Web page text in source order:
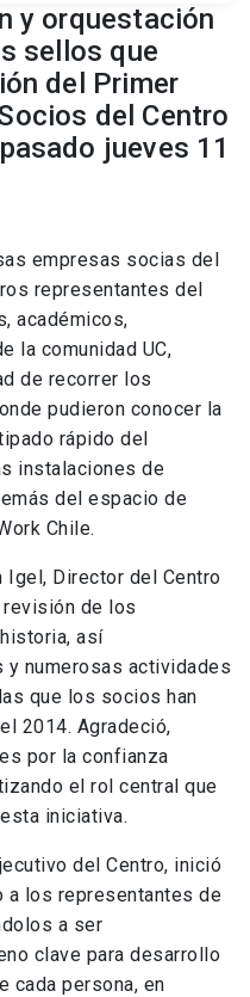
y orquestación
sellos que
del Primer
del Centro
jueves 11
empresas socias del
representantes del
académicos,
la comunidad UC,
de recorrer los
pudieron conocer la
rápido del
instalaciones de
del espacio de
Chile.
Igel, Director del Centro
revisión de los
así
numerosas actividades
que los socios han
2014. Agradeció,
por la confianza
el rol central que
iniciativa.
del Centro, inició
a los representantes de
a ser
clave para desarrollo
cada persona, en